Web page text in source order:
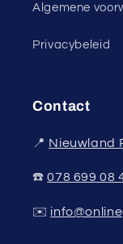
Algemene
Privacybeleid
Contact
📍 Nieuwland
☎️078 699 08
✉️